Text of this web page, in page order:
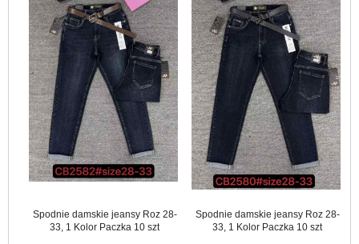
Spodnie damskie jeansy Roz 28-
33, 1 Kolor Paczka 10 szt
Spodnie damskie jeansy Roz 28-
33, 1 Kolor Paczka 10 szt